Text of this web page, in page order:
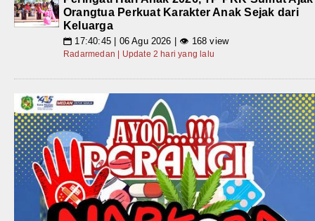
Orangtua Perkuat Karakter Anak Sejak dari
Keluarga
📅 17:40:45 | 06 Agu 2026 | 👁 168 view
Radarmedan | Update 2 hari yang lalu